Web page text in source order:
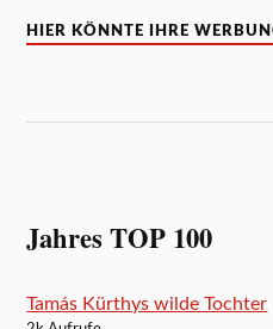
HIER KÖNNTE IHRE
Jahres TOP 100
Tamás Kürthys wilde Tochter